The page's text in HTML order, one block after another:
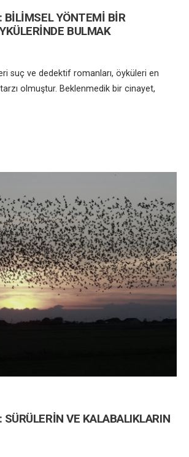
BİLİMSEL YÖNTEMİ BİR
BULMAK
suç ve dedektif romanları, öyküleri en
olmuştur. Beklenmedik bir cinayet,
VE KALABALIKLARIN